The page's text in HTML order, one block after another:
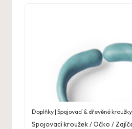
Doplňky | Spojovací & dřevěné kroužky
Spojovací kroužek / Očko /